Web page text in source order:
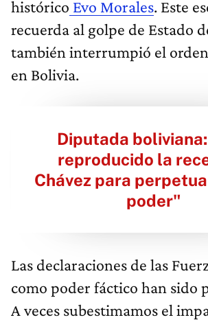
histórico Evo Morales. Este
recuerda al golpe de Estado
también interrumpió el
en Bolivia.
Diputada
reproducido la
Chávez para
poder"
Las declaraciones de las
como poder fáctico han sido
A veces subestimamos el